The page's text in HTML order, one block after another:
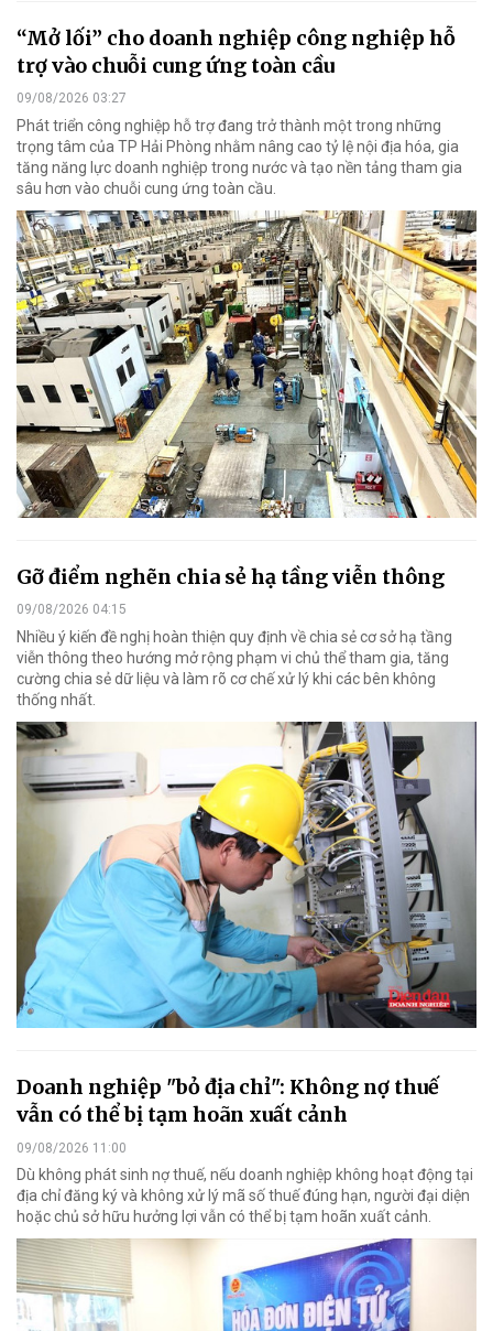
“Mở lối” cho doanh nghiệp công nghiệp hỗ
trợ vào chuỗi cung ứng toàn cầu
09/08/2026 03:27
Phát triển công nghiệp hỗ trợ đang trở thành một trong những
trọng tâm của TP Hải Phòng nhằm nâng cao tỷ lệ nội địa hóa, gia
tăng năng lực doanh nghiệp trong nước và tạo nền tảng tham gia
sâu hơn vào chuỗi cung ứng toàn cầu.
Gỡ điểm nghẽn chia sẻ hạ tầng viễn thông
09/08/2026 04:15
Nhiều ý kiến đề nghị hoàn thiện quy định về chia sẻ cơ sở hạ tầng
viễn thông theo hướng mở rộng phạm vi chủ thể tham gia, tăng
cường chia sẻ dữ liệu và làm rõ cơ chế xử lý khi các bên không
thống nhất.
Doanh nghiệp "bỏ địa chỉ": Không nợ thuế
vẫn có thể bị tạm hoãn xuất cảnh
09/08/2026 11:00
Dù không phát sinh nợ thuế, nếu doanh nghiệp không hoạt động tại
địa chỉ đăng ký và không xử lý mã số thuế đúng hạn, người đại diện
hoặc chủ sở hữu hưởng lợi vẫn có thể bị tạm hoãn xuất cảnh.